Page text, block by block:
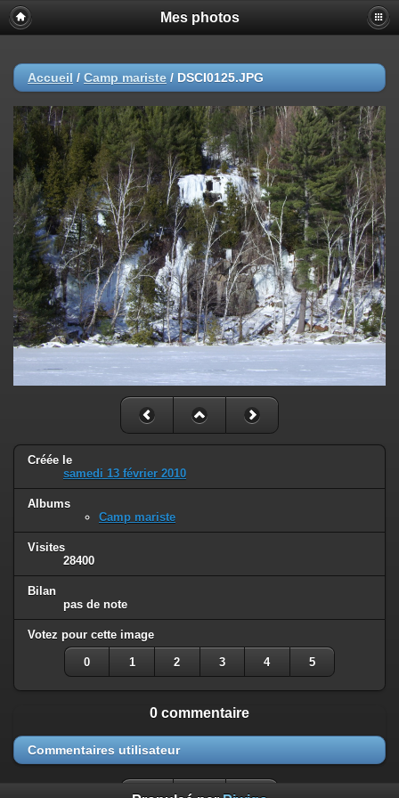
Mes photos
Accueil / Camp mariste / DSCI0125.JPG
Créée le
samedi 13 février 2010
Albums
Camp mariste
Visites
28400
Bilan
pas de note
Votez pour cette image
0 1 2 3 4 5
0 commentaire
Commentaires utilisateur